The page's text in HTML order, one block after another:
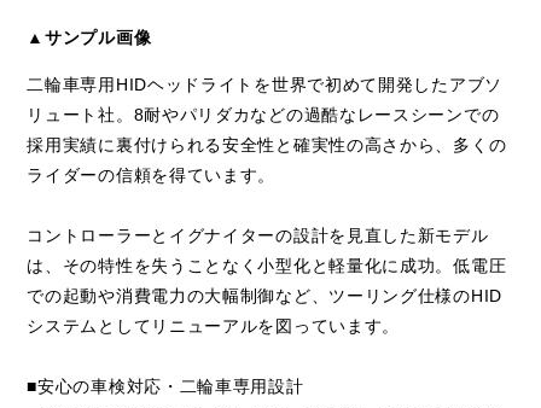
▲サンプル画像
二輪車専用HIDヘッドライトを世界で初めて開発したアブソ
リュート社。8耐やパリダカなどの過酷なレースシーンでの
採用実績に裏付けられる安全性と確実性の高さから、多くの
ライダーの信頼を得ています。
コントローラーとイグナイターの設計を見直した新モデル
は、その特性を失うことなく小型化と軽量化に成功。低電圧
での起動や消費電力の大幅制御など、ツーリング仕様のHID
システムとしてリニューアルを図っています。
■安心の車検対応・二輪車専用設計